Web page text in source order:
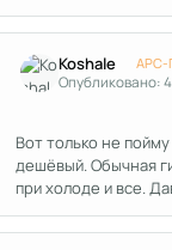
Koshale
Опубликовано:
Вот только не
дешёвый. Обычная
при холоде и все.